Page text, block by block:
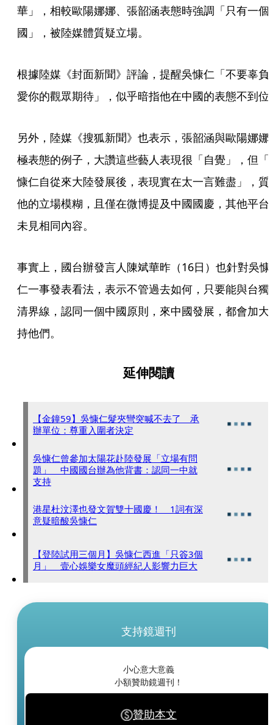
華」，相較歐陽娜娜、張韶涵表態時強調「只有一個
國」，被陸媒體質疑立場。
根據陸媒《封面新聞》評論，提醒吳慷仁「不要辜負
愛你的觀眾期待」，似乎暗指他在中國的表態不到位
另外，陸媒《搜狐新聞》也表示，張韶涵與歐陽娜娜
極表態的例子，大讚這些藝人表現很「自覺」，但「
慷仁自從來大陸發展後，表現實在太一言難盡」，質
他的立場模糊，且僅在微博提及中國國慶，其他平台
未見相同內容。
事實上，國台辦發言人陳斌華昨（16日）也針對吳慷
仁一事發表看法，表示不管過去如何，只要能與台獨
清界線，認同一個中國原則，來中國發展，都會加大
持他們。
延伸閱讀
【金鐘59】吳慷仁髮夾彎突喊不去了 承
辦單位：尊重入圍者決定
吳慷仁曾參加太陽花赴陸發展「立場有問
題」 中國國台辦為他背書：認同一中就
支持
港星杜汶澤也發文賀雙十國慶！ 1詞有深
意疑暗酸吳慷仁
【登陸試用三個月】吳慷仁西進「只簽3個
月」 壹心娛樂女魔頭經紀人影響力巨大
支持鏡週刊
小心意大意義
小額贊助鏡週刊！
贊助本文